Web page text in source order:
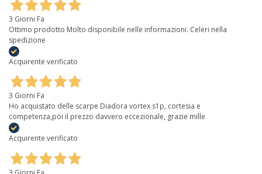
3 Giorni Fa
Ottimo prodotto Molto disponibile nelle informazioni. Celeri nella
spedizione
Acquirente verificato
3 Giorni Fa
Ho acquistato delle scarpe Diadora vortex s1p, cortesia e
competenza,poi il prezzo davvero eccezionale, grazie mille
Acquirente verificato